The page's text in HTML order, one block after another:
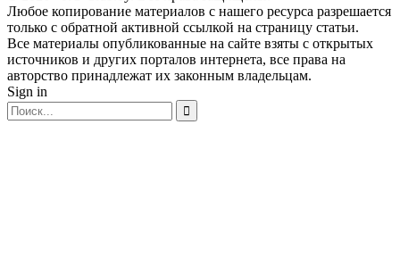
Любое копирование материалов с нашего ресурса разрешается
только с обратной активной ссылкой на страницу статьи.
Все материалы опубликованные на сайте взяты с открытых
источников и других порталов интернета, все права на
авторство принадлежат их законным владельцам.
Sign in